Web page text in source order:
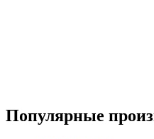
Популярные